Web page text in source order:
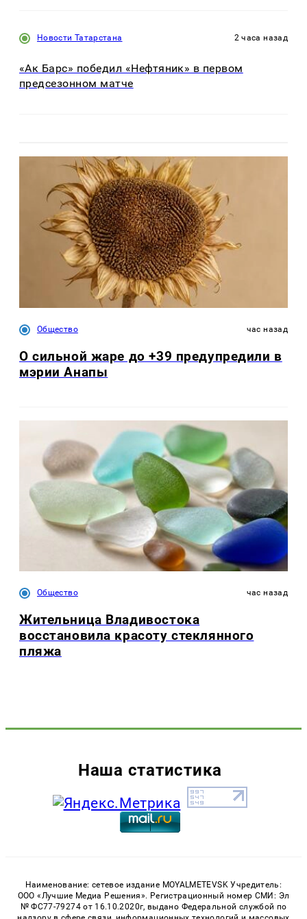
Новости Татарстана 2 часа назад
«Ак Барс» победил «Нефтяник» в первом
предсезонном матче
Общество час назад
О сильной жаре до +39 предупредили в
мэрии Анапы
Общество час назад
Жительница Владивостока
восстановила красоту стеклянного
пляжа
Наша статистика
Наименование: сетевое издание MOYALMETEVSK Учредитель:
ООО «Лучшие Медиа Решения». Регистрационный номер СМИ: Эл
№ ФС77-79274 от 16.10.2020г, выдано Федеральной службой по